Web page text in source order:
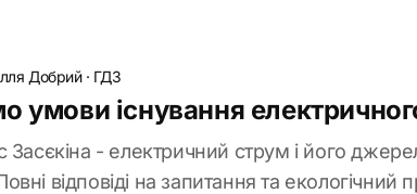
Добрий· ГДЗ
умови існування
Засєкіна - електричний струм і його
відповіді на запитання та екологічний